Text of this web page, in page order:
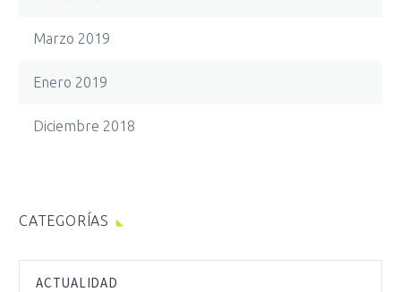
Marzo 2019
Enero 2019
Diciembre 2018
CATEGORÍAS
ACTUALIDAD